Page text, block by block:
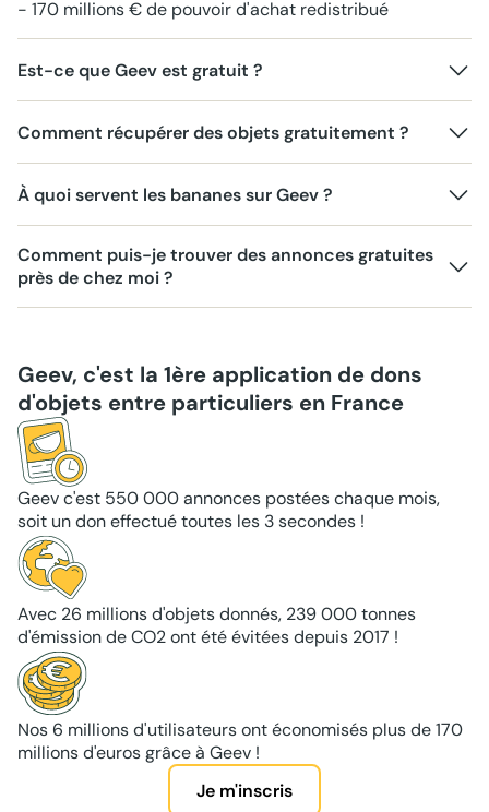
- 170 millions € de pouvoir d'achat redistribué
Est-ce que Geev est gratuit ?
Comment récupérer des objets gratuitement ?
À quoi servent les bananes sur Geev ?
Comment puis-je trouver des annonces gratuites
près de chez moi ?
Geev, c'est la 1ère application de dons
d'objets entre particuliers en France
Geev c'est 550 000 annonces postées chaque mois,
soit un don effectué toutes les 3 secondes !
Avec 26 millions d'objets donnés, 239 000 tonnes
d'émission de CO2 ont été évitées depuis 2017 !
Nos 6 millions d'utilisateurs ont économisés plus de 170
millions d'euros grâce à Geev !
Je m'inscris